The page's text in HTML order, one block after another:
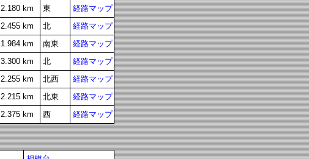
2.180 km 東
経路マップ
2.455 km 北
経路マップ
1.984 km 南東
経路マップ
3.300 km 北
経路マップ
2.255 km 北西
経路マップ
2.215 km 北東
経路マップ
2.375 km 西 経路マップ